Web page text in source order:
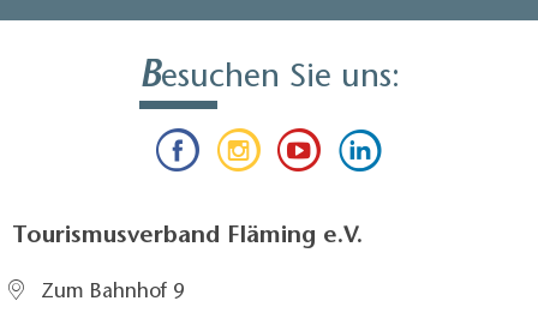
Besuchen Sie uns:
Tourismusverband Fläming e.V.
Zum Bahnhof 9